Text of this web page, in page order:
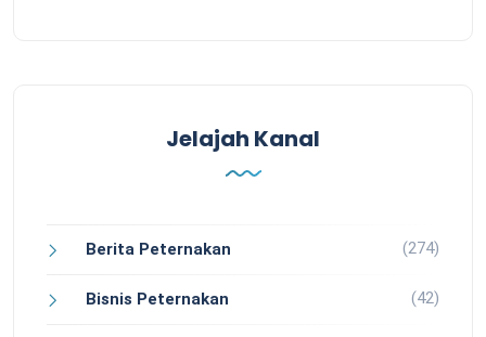
Jelajah Kanal
Berita Peternakan (274)
Bisnis Peternakan (42)